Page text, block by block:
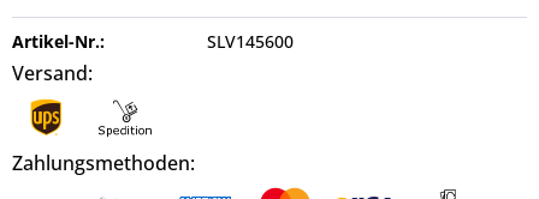
Artikel-Nr.: SLV145600
Versand:
Zahlungsmethoden: